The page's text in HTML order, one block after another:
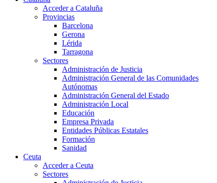
Acceder a Cataluña
Provincias
Barcelona
Gerona
Lérida
Tarragona
Sectores
Administración de Justicia
Administración General de las Comunidades
Autónomas
Administración General del Estado
Administración Local
Educación
Empresa Privada
Entidades Públicas Estatales
Formación
Sanidad
Ceuta
Acceder a Ceuta
Sectores